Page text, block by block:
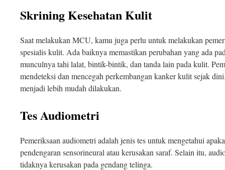
Skrining Kesehatan Kulit
Saat melakukan MCU, kamu juga perlu untuk melakukan
spesialis kulit. Ada baiknya memastikan perubahan yang ada
munculnya tahi lalat, bintik-bintik, dan tanda lain pada kulit.
mendeteksi dan mencegah perkembangan kanker kulit sejak
menjadi lebih mudah dilakukan.
Tes Audiometri
Pemeriksaan audiometri adalah jenis tes untuk mengetahui
pendengaran sensorineural atau kerusakan saraf. Selain itu,
tidaknya kerusakan pada gendang telinga.